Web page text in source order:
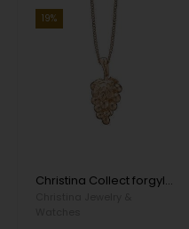
19%
Christina Collect forgyldt sterling sølv Grape Fin klase druer med to hvide topaz, model 680-G08